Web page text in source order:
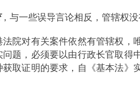
，与一些误导言论相反，管辖权没
院对有关案件依然有管辖权，
题，必须要以由行政长官取得
取证明的要求，自《基本法》